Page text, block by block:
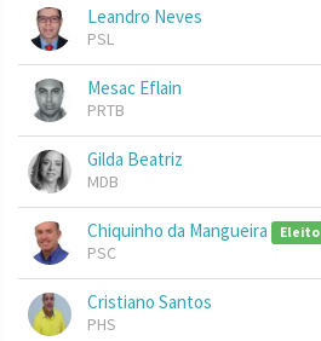
Leandro Neves
PSL
Mesac Eflain
PRTB
Gilda Beatriz
MDB
Chiquinho da Mangueira Eleito
PSC
Cristiano Santos
PHS